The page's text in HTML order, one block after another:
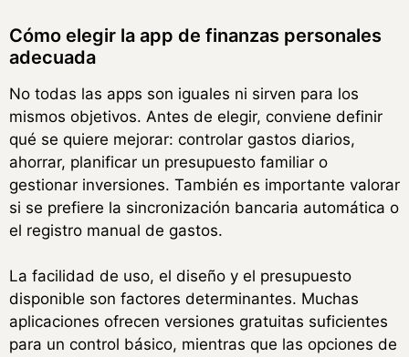
Cómo elegir la app de finanzas personales
adecuada
No todas las apps son iguales ni sirven para los
mismos objetivos. Antes de elegir, conviene definir
qué se quiere mejorar: controlar gastos diarios,
ahorrar, planificar un presupuesto familiar o
gestionar inversiones. También es importante valorar
si se prefiere la sincronización bancaria automática o
el registro manual de gastos.
La facilidad de uso, el diseño y el presupuesto
disponible son factores determinantes. Muchas
aplicaciones ofrecen versiones gratuitas suficientes
para un control básico, mientras que las opciones de